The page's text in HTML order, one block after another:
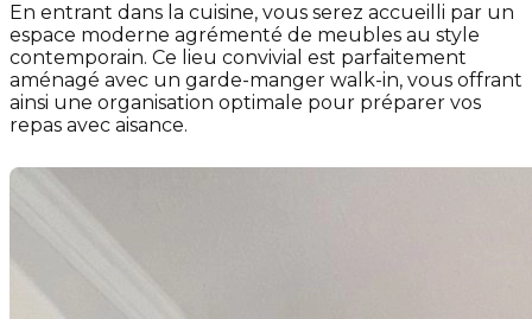
En entrant dans la cuisine, vous serez accueilli par un
espace moderne agrémenté de meubles au style
contemporain. Ce lieu convivial est parfaitement
aménagé avec un garde-manger walk-in, vous offrant
ainsi une organisation optimale pour préparer vos
repas avec aisance.